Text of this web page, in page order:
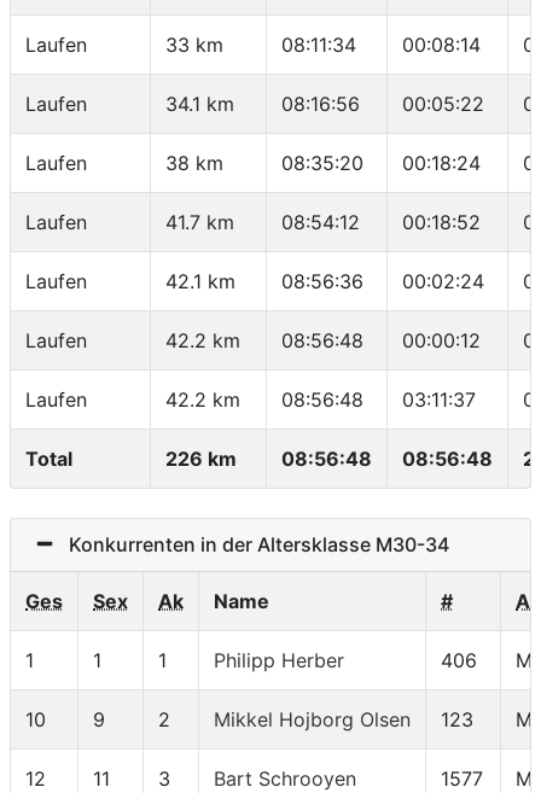
Laufen 33 km 08:11:34 00:08:14
Laufen 34.1 km 08:16:56 00:05:22
Laufen 38 km 08:35:20 00:18:24
Laufen 41.7 km 08:54:12 00:18:52
Laufen 42.1 km 08:56:36 00:02:24
Laufen 42.2 km 08:56:48 00:00:12
Laufen 42.2 km 08:56:48 03:11:37
Total 226 km 08:56:48 08:56:48
Konkurrenten in der Altersklasse M30-34
Ges Sex Ak Name #
1 1 1 Philipp Herber 406
10 9 2 Mikkel Hojborg Olsen 123
12 11 3 Bart Schrooyen 1577